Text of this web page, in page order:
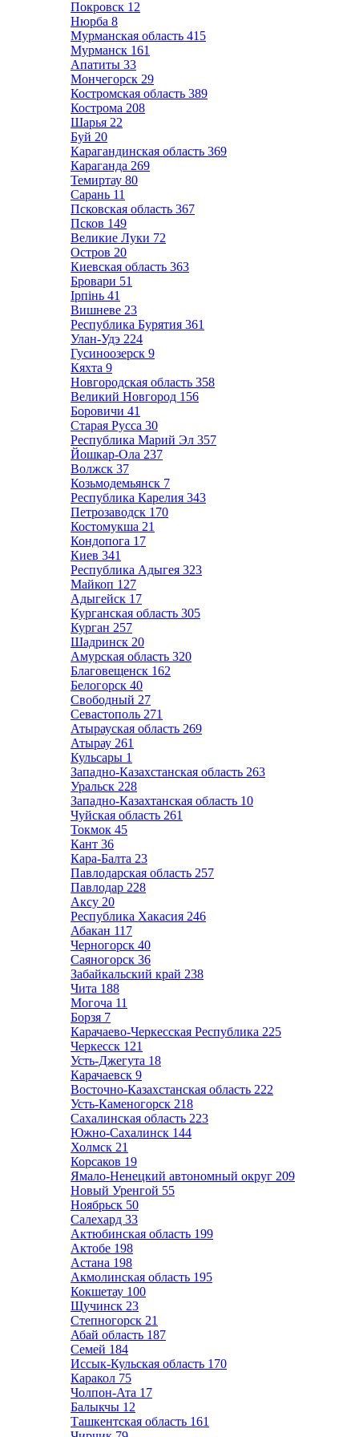
Покровск 12
Нюрба 8
Мурманская область 415
Мурманск 161
Апатиты 33
Мончегорск 29
Костромская область 389
Кострома 208
Шарья 22
Буй 20
Карагандинская область 369
Караганда 269
Темиртау 80
Сарань 11
Псковская область 367
Псков 149
Великие Луки 72
Остров 20
Киевская область 363
Бровари 51
Ірпінь 41
Вишневе 23
Республика Бурятия 361
Улан-Удэ 224
Гусиноозерск 9
Кяхта 9
Новгородская область 358
Великий Новгород 156
Боровичи 41
Старая Русса 30
Республика Марий Эл 357
Йошкар-Ола 237
Волжск 37
Козьмодемьянск 7
Республика Карелия 343
Петрозаводск 170
Костомукша 21
Кондопога 17
Киев 341
Республика Адыгея 323
Майкоп 127
Адыгейск 17
Курганская область 305
Курган 257
Шадринск 20
Амурская область 320
Благовещенск 162
Белогорск 40
Свободный 27
Севастополь 271
Атырауская область 269
Атырау 261
Кульсары 1
Западно-Казахстанская область 263
Уральск 228
Западно-Казахтанская область 10
Чуйская область 261
Токмок 45
Кант 36
Кара-Балта 23
Павлодарская область 257
Павлодар 228
Аксу 20
Республика Хакасия 246
Абакан 117
Черногорск 40
Саяногорск 36
Забайкальский край 238
Чита 188
Могоча 11
Борзя 7
Карачаево-Черкесская Республика 225
Черкесск 121
Усть-Джегута 18
Карачаевск 9
Восточно-Казахстанская область 222
Усть-Каменогорск 218
Сахалинская область 223
Южно-Сахалинск 144
Холмск 21
Корсаков 19
Ямало-Ненецкий автономный округ 209
Новый Уренгой 55
Ноябрьск 50
Салехард 33
Актюбинская область 199
Актобе 198
Астана 198
Акмолинская область 195
Кокшетау 100
Щучинск 23
Степногорск 21
Абай область 187
Семей 184
Иссык-Кульская область 170
Каракол 75
Чолпон-Ата 17
Балыкчы 12
Ташкентская область 161